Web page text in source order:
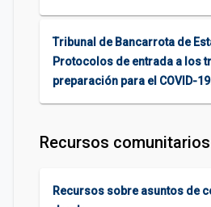
Tribunal de Bancarrota de
Protocolos de entrada a los
preparación para el COVID-
Recursos comunitarios
Recursos sobre asuntos de